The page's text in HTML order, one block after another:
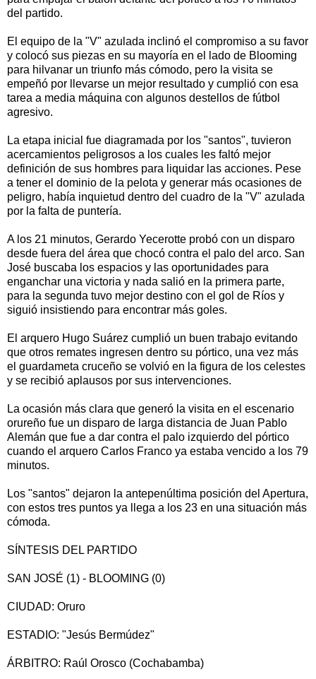
del partido.
El equipo de la "V" azulada inclinó el compromiso a su favor
y colocó sus piezas en su mayoría en el lado de Blooming
para hilvanar un triunfo más cómodo, pero la visita se
empeñó por llevarse un mejor resultado y cumplió con esa
tarea a media máquina con algunos destellos de fútbol
agresivo.
La etapa inicial fue diagramada por los "santos", tuvieron
acercamientos peligrosos a los cuales les faltó mejor
definición de sus hombres para liquidar las acciones. Pese
a tener el dominio de la pelota y generar más ocasiones de
peligro, había inquietud dentro del cuadro de la "V" azulada
por la falta de puntería.
A los 21 minutos, Gerardo Yecerotte probó con un disparo
desde fuera del área que chocó contra el palo del arco. San
José buscaba los espacios y las oportunidades para
enganchar una victoria y nada salió en la primera parte,
para la segunda tuvo mejor destino con el gol de Ríos y
siguió insistiendo para encontrar más goles.
El arquero Hugo Suárez cumplió un buen trabajo evitando
que otros remates ingresen dentro su pórtico, una vez más
el guardameta cruceño se volvió en la figura de los celestes
y se recibió aplausos por sus intervenciones.
La ocasión más clara que generó la visita en el escenario
orureño fue un disparo de larga distancia de Juan Pablo
Alemán que fue a dar contra el palo izquierdo del pórtico
cuando el arquero Carlos Franco ya estaba vencido a los 79
minutos.
Los "santos" dejaron la antepenúltima posición del Apertura,
con estos tres puntos ya llega a los 23 en una situación más
cómoda.
SÍNTESIS DEL PARTIDO
SAN JOSÉ (1) - BLOOMING (0)
CIUDAD: Oruro
ESTADIO: "Jesús Bermúdez"
ÁRBITRO: Raúl Orosco (Cochabamba)